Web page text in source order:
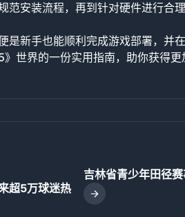
范安装流程，再到针对硬件进行合
是新手也能顺利完成游戏部署，并
世界的一份实用指南，助你获得更
超5万球迷热
吉林省青少年田径